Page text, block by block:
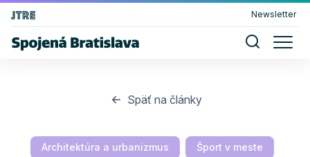
Newsletter
Späť na články
Architektúra a urbanizmus Šport v meste